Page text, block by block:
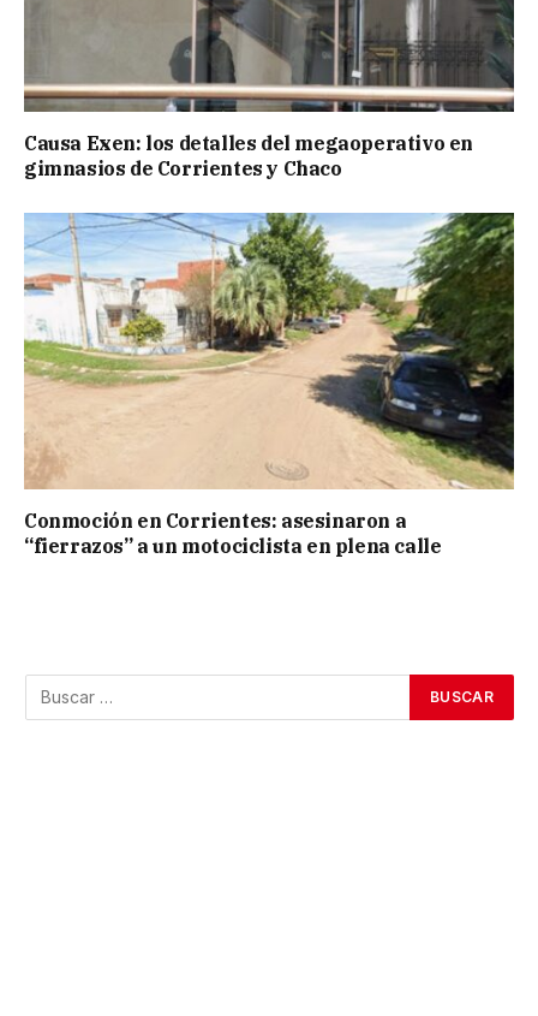
Causa Exen: los detalles del megaoperativo en
gimnasios de Corrientes y Chaco
Conmoción en Corrientes: asesinaron a
“fierrazos” a un motociclista en plena calle